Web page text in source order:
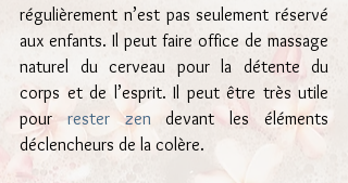
régulièrement n’est pas seulement réservé
aux enfants. Il peut faire office de massage
naturel du cerveau pour la détente du
corps et de l’esprit. Il peut être très utile
pour rester zen devant les éléments
déclencheurs de la colère.